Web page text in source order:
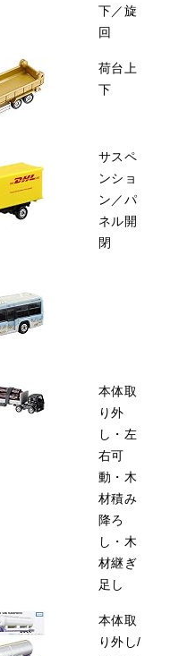
下／旋
回
荷台上
下
サスペ
ンショ
ン／パ
ネル開
閉
本体取
り外
し・左
右可
動・木
材積み
降ろ
し・木
材継ぎ
足し
本体取
り外し/